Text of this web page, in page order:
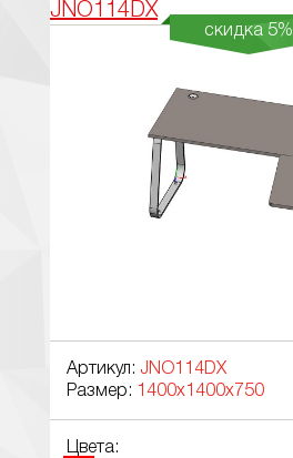
JNO114DX
скидка 5%
Артикул: JNO114DX
Размер:
1400x1400x750
Цвета: